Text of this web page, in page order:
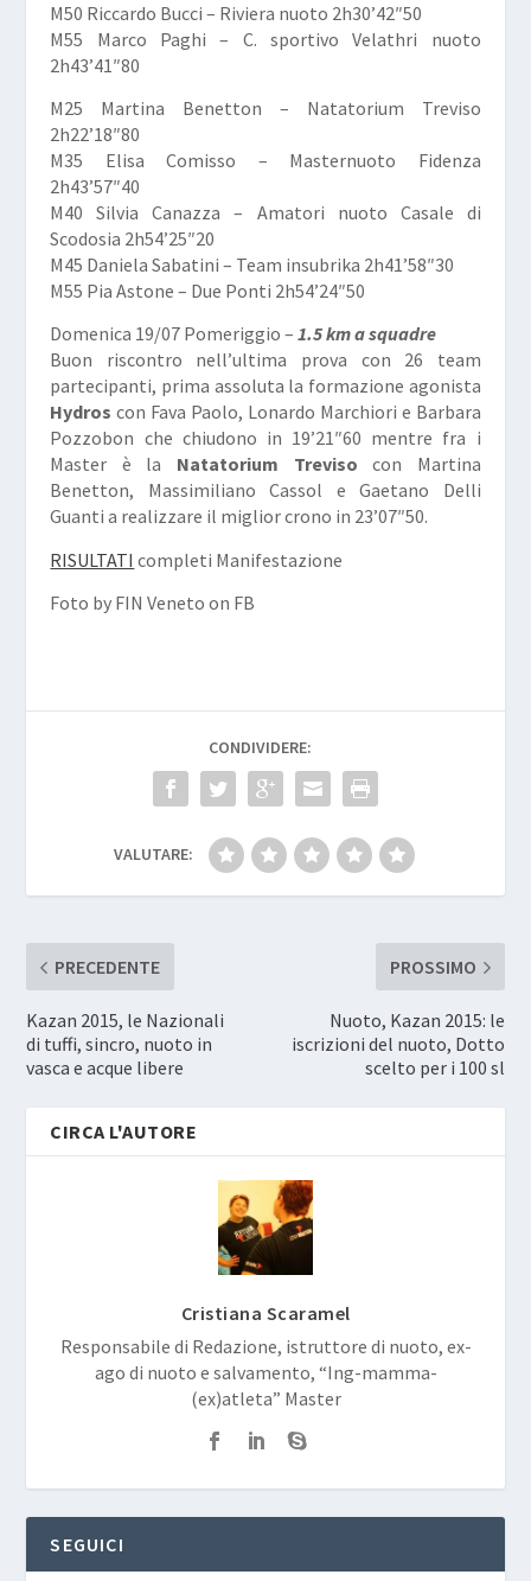
M50 Riccardo Bucci – Riviera nuoto 2h30’42″50
M55 Marco Paghi – C. sportivo Velathri nuoto
2h43’41″80
M25 Martina Benetton – Natatorium Treviso
2h22’18″80
M35 Elisa Comisso – Masternuoto Fidenza
2h43’57″40
M40 Silvia Canazza – Amatori nuoto Casale di
Scodosia 2h54’25″20
M45 Daniela Sabatini – Team insubrika 2h41’58″30
M55 Pia Astone – Due Ponti 2h54’24″50
Domenica 19/07 Pomeriggio –1.5 km a squadre
Buon riscontro nell’ultima prova con 26 team
partecipanti, prima assoluta la formazione agonista
Hydros con Fava Paolo, Lonardo Marchiori e Barbara
Pozzobon che chiudono in 19’21″60 mentre fra i
Master è la Natatorium Treviso con Martina
Benetton, Massimiliano Cassol e Gaetano Delli
Guanti a realizzare il miglior crono in 23’07″50.
RISULTATI completi Manifestazione
Foto by FIN Veneto on FB
CONDIVIDERE:
VALUTARE:
PRECEDENTE
Kazan 2015, le Nazionali
di tuffi, sincro, nuoto in
vasca e acque libere
PROSSIMO
Nuoto, Kazan 2015: le
iscrizioni del nuoto, Dotto
scelto per i 100 sl
CIRCA L'AUTORE
Cristiana Scaramel
Responsabile di Redazione, istruttore di nuoto, ex-
ago di nuoto e salvamento, “Ing-mamma-
(ex)atleta” Master
SEGUICI